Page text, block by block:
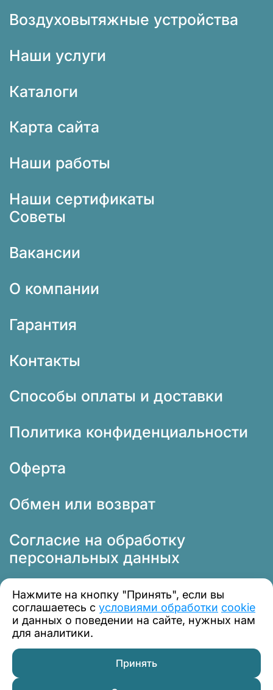
Воздуховытяжные устройства
Наши услуги
Каталоги
Карта сайта
Наши работы
Наши сертификаты
Советы
Вакансии
О компании
Гарантия
Контакты
Способы оплаты и доставки
Политика конфиденциальности
Оферта
Обмен или возврат
Согласие на обработку
персональных данных
© 2012 — 2026 Профклимат
Нажмите на кнопку "Принять", если вы
соглашаетесь с условиями обработки cookie
и данных о поведении на сайте, нужных нам
для аналитики.
Принять